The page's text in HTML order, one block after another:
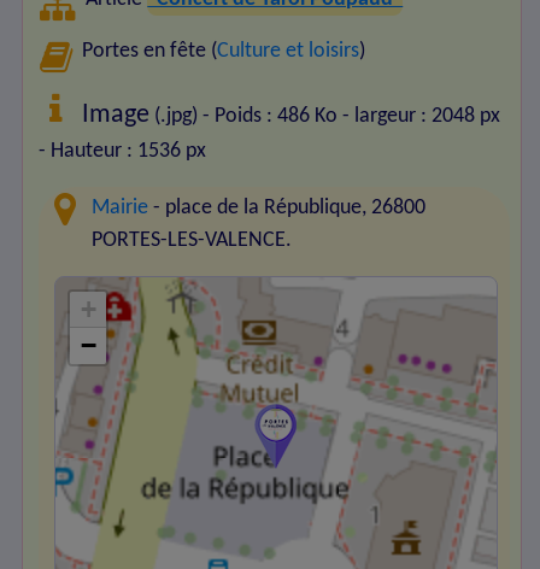
Portes en fête (Culture et loisirs)
Image (.jpg) - Poids : 486 Ko - largeur : 2048 px
- Hauteur : 1536 px
Mairie - place de la République, 26800
PORTES-LES-VALENCE.
+
−